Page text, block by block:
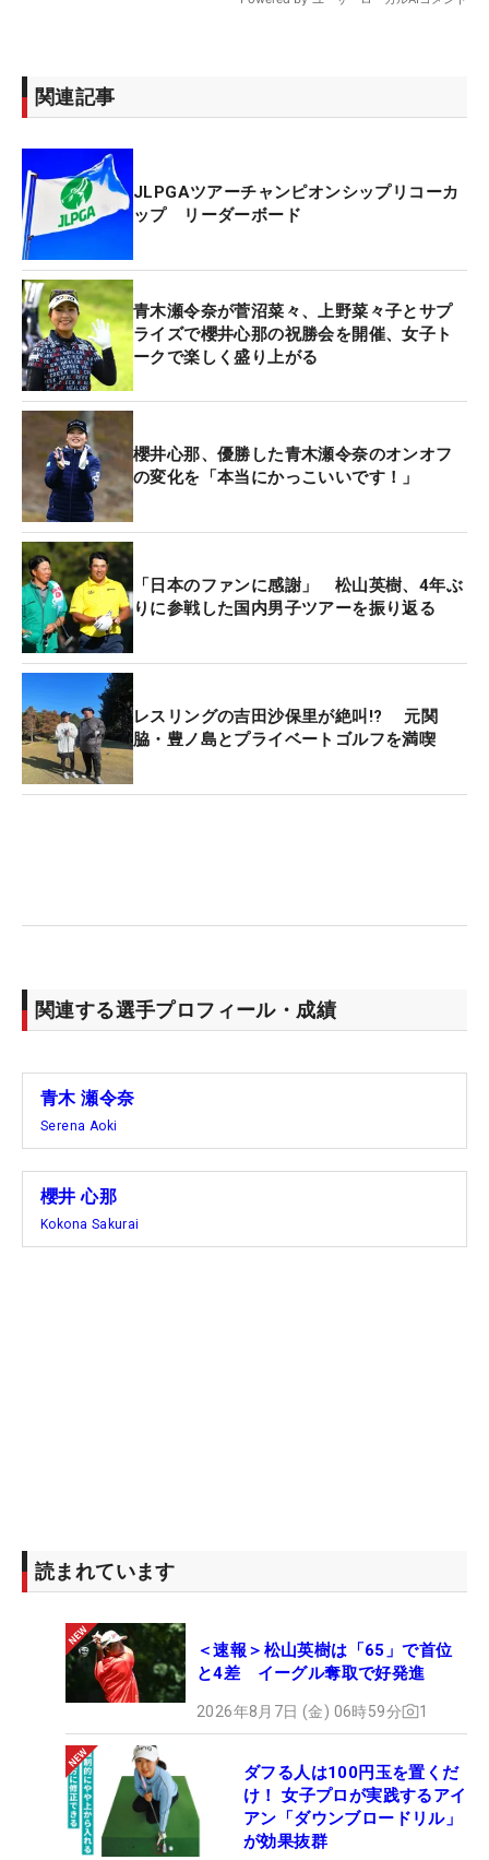
関連記事
JLPGAツアーチャンピオンシップリコーカ
ップ リーダーボード
青木瀬令奈が菅沼菜々、上野菜々子とサプ
ライズで櫻井心那の祝勝会を開催、女子ト
ークで楽しく盛り上がる
櫻井心那、優勝した青木瀬令奈のオンオフ
の変化を「本当にかっこいいです！」
「日本のファンに感謝」 松山英樹、4年ぶ
りに参戦した国内男子ツアーを振り返る
レスリングの吉田沙保里が絶叫!? 元関
脇・豊ノ島とプライベートゴルフを満喫
関連する選手プロフィール・成績
青木 瀬令奈
Serena Aoki
櫻井 心那
Kokona Sakurai
読まれています
＜速報＞松山英樹は「65」で首位
と4差 イーグル奪取で好発進
2026年8月7日 (金) 06時59分 1
ダフる人は100円玉を置くだ
け！ 女子プロが実践するアイ
アン「ダウンブロードリル」
が効果抜群